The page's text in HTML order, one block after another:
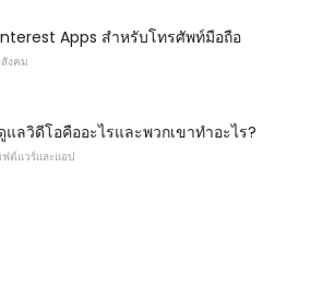
Apps สำหรับโทรศัพท์มือถือ
งคม
แลวิดีโอคืออะไรและพวกเขาทำอะไร?
ต์แวร์และแอป